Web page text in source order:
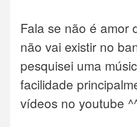
Fala se não é amor
não vai existir no
pesquisei uma
facilidade
vídeos no youtube